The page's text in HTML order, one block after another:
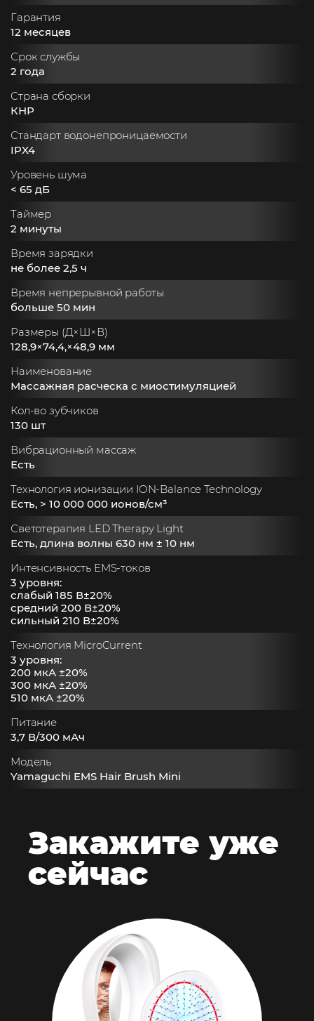
Гарантия
12 месяцев
Срок службы
2 года
Страна сборки
КНР
Стандарт водонепроницаемости
IPX4
Уровень шума
< 65 дБ
Таймер
2 минуты
Время зарядки
не более 2,5 ч
Время непрерывной работы
больше 50 мин
Размеры (Д×Ш×В)
128,9×74,4,×48,9 мм
Наименование
Массажная расческа с миостимуляцией
Кол-во зубчиков
130 шт
Вибрационный массаж
Есть
Технология ионизации ION-Balance Technology
Есть, > 10 000 000 ионов/см³
Светотерапия LED Therapy Light
Есть, длина волны 630 нм ± 10 нм
Интенсивность EMS-токов
3 уровня:
слабый 185 В±20%
средний 200 В±20%
сильный 210 В±20%
Технология MicroCurrent
3 уровня:
200 мкА ±20%
300 мкА ±20%
510 мкА ±20%
Питание
3,7 В/300 мАч
Модель
Yamaguchi EMS Hair Brush Mini
Закажите уже
сейчас